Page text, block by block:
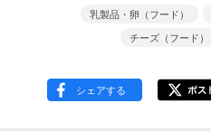
乳製品・卵（フード）
チーズ（フード）